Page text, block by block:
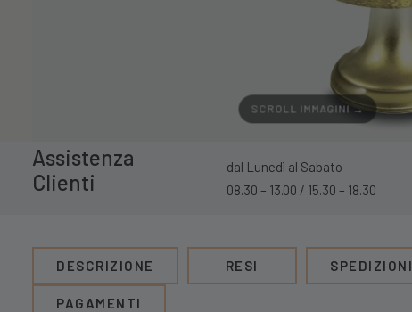
SCROLL IMMAGINI →
Assistenza
Clienti
dal Lunedì al Sabato
08.30 – 13.00 / 15.30 – 18.30
DESCRIZIONE RESI SPEDIZIONI
PAGAMENTI